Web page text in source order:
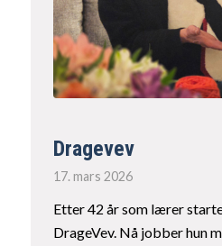
Dragevev
17. mars 2026
Etter 42 år som lærer
DrageVev. Nå jobber hun